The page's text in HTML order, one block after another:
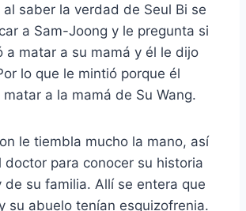
al saber la verdad de Seul Bi se
a Sam-Joong y le pregunta si
a matar a su mamá y él le dijo
lo que le mintió porque él
a la mamá de Su Wang.
le tiembla mucho la mano, así
doctor para conocer su historia
de su familia. Allí se entera que
su abuelo tenían esquizofrenia.